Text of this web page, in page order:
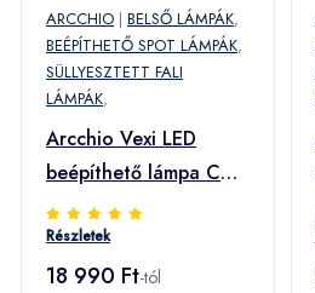
ARCCHIO | BELSŐ LÁMPÁK,
BEÉPÍTHETŐ SPOT LÁMPÁK,
SÜLLYESZTETT FALI
LÁMPÁK,
Arcchio Vexi LED
beépíthető lámpa CCT
ezüst 7,5 cm
Részletek
18 990 Ft-tól